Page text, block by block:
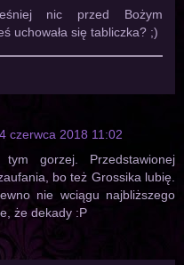
nic przed Bożym
uchowała się tabliczka? ;)
czerwca 2018 11:02
gorzej. Przedstawionej
bo też Grossika lubię.
nie wciągu najbliższego
że dekady :P